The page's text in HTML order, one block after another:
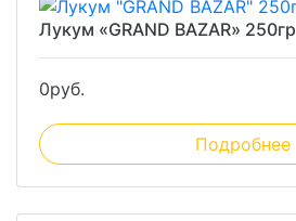
Лукум «GRAND BAZAR» 250гр
0руб.
Подробнее